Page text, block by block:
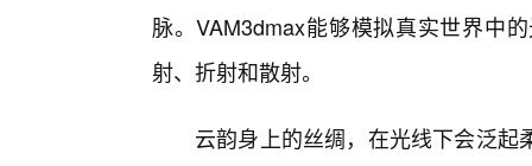
脉。VAM3dmax能够模拟真实世界中
射、折射和散射。
云韵身上的丝绸，在光线下会泛